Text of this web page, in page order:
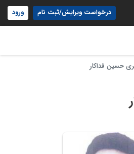
درخواست ویرایش/ثبت نام ورود
حسین فداکار